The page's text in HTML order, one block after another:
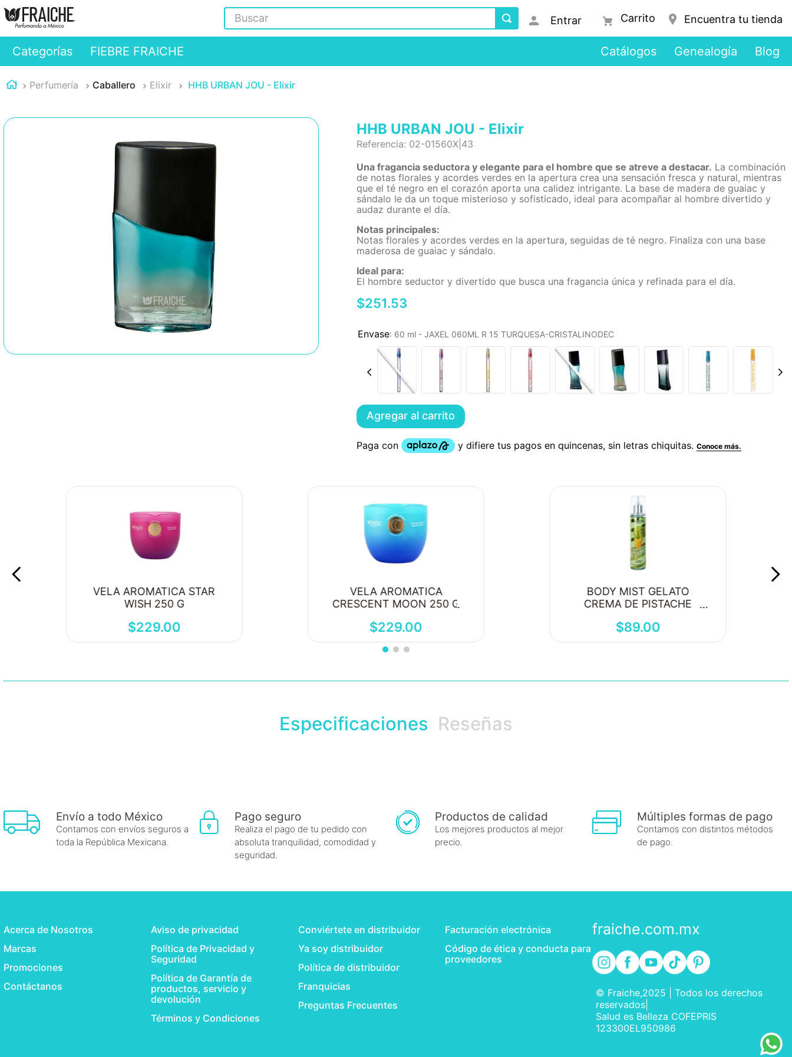
Buscar
Entrar Encuentra tu tienda
Categorías FIEBRE FRAICHE Catálogos Genealogía Blog
Perfumería Caballero Elixir HHB URBAN JOU - Elixir
HHB URBAN JOU - Elixir
Referencia: 02-01560X|43
Una fragancia seductora y elegante para el hombre que se atreve a destacar. La combinación
de notas florales y acordes verdes en la apertura crea una sensación fresca y natural, mientras
que el té negro en el corazón aporta una calidez intrigante. La base de madera de guaiac y
sándalo le da un toque misterioso y sofisticado, ideal para acompañar al hombre divertido y
audaz durante el día.
Notas principales:
Notas florales y acordes verdes en la apertura, seguidas de té negro. Finaliza con una base
maderosa de guaiac y sándalo.
Ideal para:
El hombre seductor y divertido que busca una fragancia única y refinada para el día.
$251.53
: 60 ml - JAXEL 060ML R 15 TURQUESA-CRISTALINODEC
Agregar al carrito
VELA AROMATICA STAR
WISH 250 G
$229.00
VELA AROMATICA
CRESCENT MOON 250 G
$229.00
BODY MIST GELATO
CREMA DE PISTACHE
$89.00
Especificaciones Reseñas
Envío a todo México
Contamos con envíos seguros a
toda la República Mexicana.
Pago seguro
Realiza el pago de tu pedido con
absoluta tranquilidad, comodidad y
seguridad.
Productos de calidad
Los mejores productos al mejor
precio.
Múltiples formas de pago
Contamos con distintos métodos
de pago.
Acerca de Nosotros
Marcas
Promociones
Contáctanos
Aviso de privacidad
Política de Privacidad y
Seguridad
Política de Garantía de
productos, servicio y
devolución
Términos y Condiciones
Conviértete en distribuidor
Ya soy distribuidor
Política de distribuidor
Franquicias
Preguntas Frecuentes
Facturación electrónica
Código de ética y conducta para
proveedores
fraiche.com.mx
© Fraiche,2025 | Todos los derechos
reservados|
Salud es Belleza COFEPRIS
123300EL950986